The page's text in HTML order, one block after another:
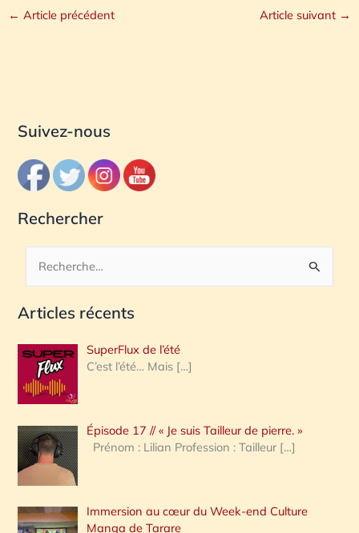
← Article précédent Article suivant →
Suivez-nous
Rechercher
c
e
r
c
h
e
:
Articles récents
SuperFlux de l’été
C’est l’été… Mais […]
Épisode 17 // « Je suis Tailleur de pierre. »
Prénom : Lilian Profession : Tailleur […]
Immersion au cœur du Week-end Culture
Manga de Tarare